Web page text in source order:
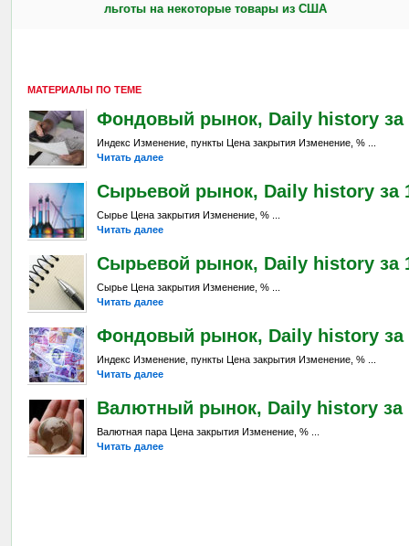
льготы на некоторые товары из США
МАТЕРИАЛЫ ПО ТЕМЕ
Фондовый рынок, Daily history за
Индекс Изменение, пункты Цена закрытия Изменение, % ...
Читать далее
Сырьевой рынок, Daily history за
Сырье Цена закрытия Изменение, % ...
Читать далее
Сырьевой рынок, Daily history за
Сырье Цена закрытия Изменение, % ...
Читать далее
Фондовый рынок, Daily history за
Индекс Изменение, пункты Цена закрытия Изменение, % ...
Читать далее
Валютный рынок, Daily history за
Валютная пара Цена закрытия Изменение, % ...
Читать далее